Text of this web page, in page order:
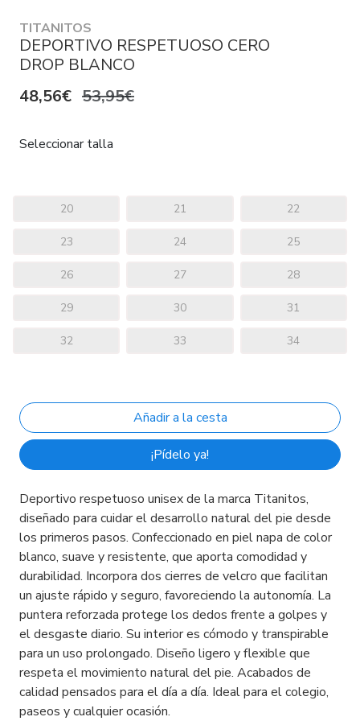
TITANITOS
DEPORTIVO RESPETUOSO CERO
DROP BLANCO
48,56€ 53,95€
Seleccionar talla
20 21 22
23 24 25
26 27 28
29 30 31
32 33 34
¡Pídelo ya!
Deportivo respetuoso unisex de la marca Titanitos,
diseñado para cuidar el desarrollo natural del pie desde
los primeros pasos. Confeccionado en piel napa de color
blanco, suave y resistente, que aporta comodidad y
durabilidad. Incorpora dos cierres de velcro que facilitan
un ajuste rápido y seguro, favoreciendo la autonomía. La
puntera reforzada protege los dedos frente a golpes y
el desgaste diario. Su interior es cómodo y transpirable
para un uso prolongado. Diseño ligero y flexible que
respeta el movimiento natural del pie. Acabados de
calidad pensados para el día a día. Ideal para el colegio,
paseos y cualquier ocasión.